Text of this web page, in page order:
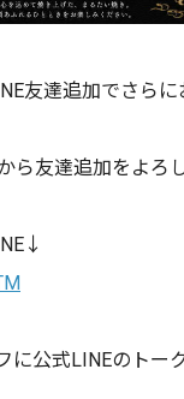
友達追加でさら
ら友達追加をよろ
に公式LINEのトー